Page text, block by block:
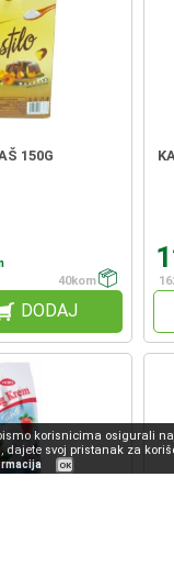
150G
40kom
DODAJ
korisnicima osigurali
svoj pristanak za
OK